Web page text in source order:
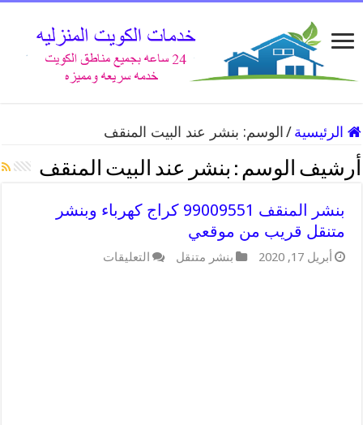
الرئيسية / الوسم: بنشر عند البيت المنقف
أرشيف الوسم : بنشر عند البيت المنقف
بنشر المنقف 99009551 كراج كهرباء وبنشر
متنقل قريب من موقعي
أبريل 17, 2020 بنشر متنقل التعليقات